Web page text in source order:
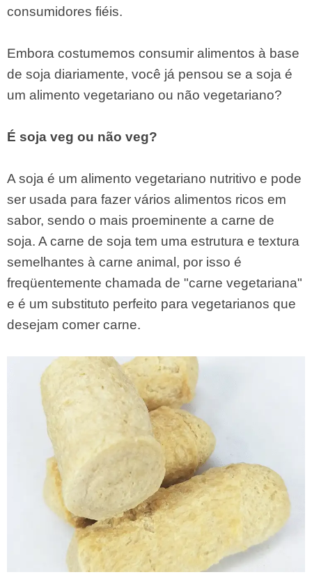
consumidores fiéis.
Embora costumemos consumir alimentos à base
de soja diariamente, você já pensou se a soja é
um alimento vegetariano ou não vegetariano?
É soja veg ou não veg?
A soja é um alimento vegetariano nutritivo e pode
ser usada para fazer vários alimentos ricos em
sabor, sendo o mais proeminente a carne de
soja. A carne de soja tem uma estrutura e textura
semelhantes à carne animal, por isso é
freqüentemente chamada de "carne vegetariana"
e é um substituto perfeito para vegetarianos que
desejam comer carne.